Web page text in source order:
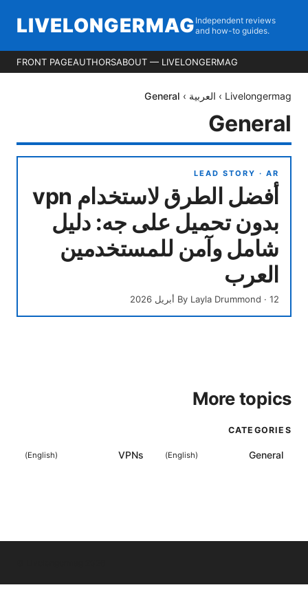
LIVELONGERMAG Independent reviews
and how-to guides.
FRONT PAGEAUTHORSABOUT — LIVELONGERMAG
Livelongermag
› العربية ›
General
General
LEAD STORY · AR
أفضل الطرق لاستخدام vpn
بدون تحميل على جه: دليل
شامل وآمن للمستخدمين
العرب
By Layla Drummond · 12 أبريل 2026
More topics
CATEGORIES
General
(
English
)
VPNs
(
English
)